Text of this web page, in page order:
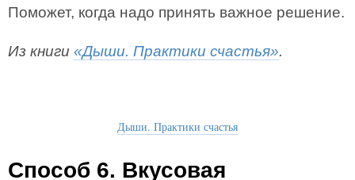
Поможет, когда надо принять важное решение.
Из книги «Дыши. Практики счастья».
Дыши. Практики счастья
Способ 6. Вкусовая